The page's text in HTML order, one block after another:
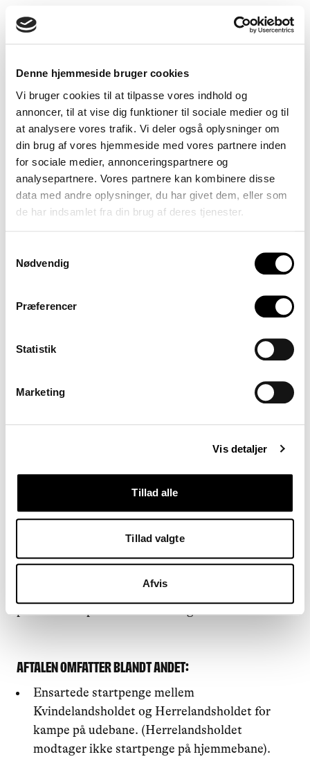
Denne hjemmeside bruger cookies
Vi bruger cookies til at tilpasse vores indhold og
annoncer, til at vise dig funktioner til sociale medier og til
at analysere vores trafik. Vi deler også oplysninger om
din brug af vores hjemmeside med vores partnere inden
for sociale medier, annonceringspartnere og
analysepartnere. Vores partnere kan kombinere disse
data med andre oplysninger, du har givet dem, eller som
de har indsamlet fra din brug af deres tjenester.
Nødvendig
Præferencer
Statistik
Marketing
Vis detaljer
Tillad alle
Tillad valgte
Afvis
31
»En af målsætningerne med Hele Danmarks
Klubhus er at optimere rammerne for dansk
bliver et samlingspunkt, der vil skabe ligeværd,
samhørighed og grundlag for de bedst mulige
sportslige resultater, som stiller dansk fodbold
endnu stærkere. Vi er glade for, at
Herrelandsholdet støtter op om det,« siger han.
rigtigt glade for aftalen. Det har
været gode og konstruktive
forhandlinger, sådan som begge
parter gerne ville det
Landsholdsanfører Simon Kjær om Herrelandsholdets nye
»Vi på Herrelandsholdet er rigtigt glade for
aftalen. Det har været gode og konstruktive
forhandlinger, sådan som begge parter gerne ville
banen at hjælpe med til, at DBU kan bruge penge
Aftalen omfatter blandt andet:
Ensartede startpenge mellem
Kvindelandsholdet og Herrelandsholdet for
kampe på udebane. (Herrelandsholdet
modtager ikke startpenge på hjemmebane).